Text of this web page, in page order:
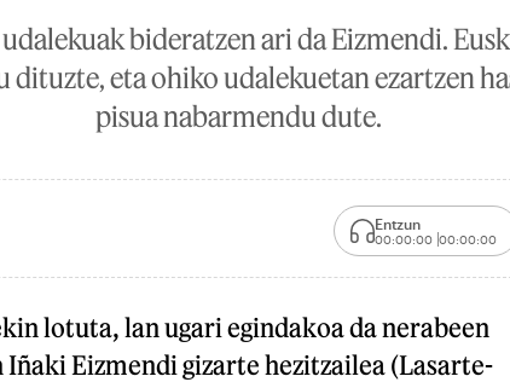
bideratzen ari da Eizmendi.
dituzte, eta ohiko udalekuetan ezartzen
pisua nabarmendu dute.
Entzun
00:00:00 00:00:00
lotuta, lan ugari egindakoa da nerabeen
Iñaki Eizmendi gizarte hezitzailea (Lasarte-